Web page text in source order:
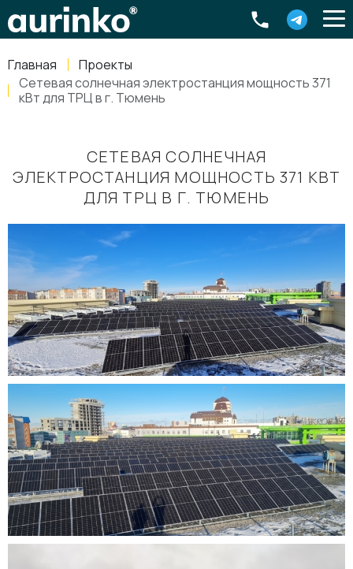
Главная
Проекты
Сетевая солнечная электростанция мощность 371
кВт для ТРЦ в г. Тюмень
СЕТЕВАЯ СОЛНЕЧНАЯ
ЭЛЕКТРОСТАНЦИЯ МОЩНОСТЬ 371 КВТ
ДЛЯ ТРЦ В Г. ТЮМЕНЬ
Россия, Свердловская область Екатеринбург,
8-800-770-79-40